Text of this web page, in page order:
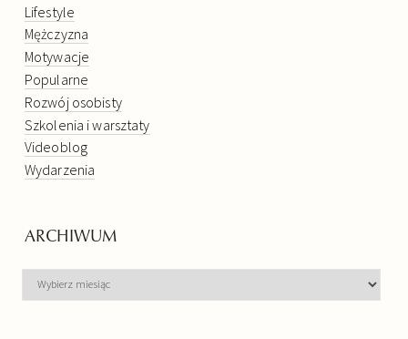
Lifestyle
Mężczyzna
Motywacje
Popularne
Rozwój osobisty
Szkolenia i warsztaty
Videoblog
Wydarzenia
ARCHIWUM